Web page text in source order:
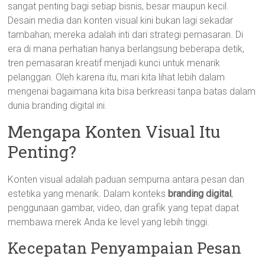
sangat penting bagi setiap bisnis, besar maupun kecil.
Desain media dan konten visual kini bukan lagi sekadar
tambahan; mereka adalah inti dari strategi pemasaran. Di
era di mana perhatian hanya berlangsung beberapa detik,
tren pemasaran kreatif menjadi kunci untuk menarik
pelanggan. Oleh karena itu, mari kita lihat lebih dalam
mengenai bagaimana kita bisa berkreasi tanpa batas dalam
dunia branding digital ini.
Mengapa Konten Visual Itu
Penting?
Konten visual adalah paduan sempurna antara pesan dan
estetika yang menarik. Dalam konteks branding digital,
penggunaan gambar, video, dan grafik yang tepat dapat
membawa merek Anda ke level yang lebih tinggi.
Kecepatan Penyampaian Pesan